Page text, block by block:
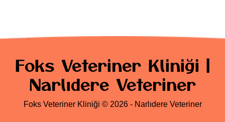
Foks Veteriner Kliniği |
Narlıdere Veteriner
Foks Veteriner Kliniği © 2026 - Narlıdere Veteriner